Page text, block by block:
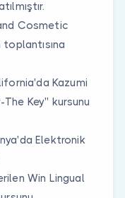
Cosmetic
Kazumi
Key'' kursunu
Elektronik
Win Lingual